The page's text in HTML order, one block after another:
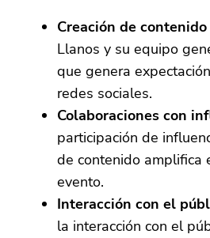
Creación de
Llanos y su equipo
que genera
redes sociales.
Colaboraciones con
participación de
de contenido amplifica
evento.
Interacción con el
la interacción con el